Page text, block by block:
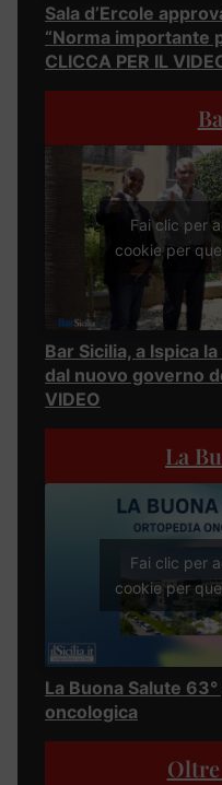
Sala d’Ercole
“Norma importante
CLICCA PER IL
Fai clic per
cookie per
Bar Sicilia, a Ispica
dal nuovo governo
VIDEO
La
Fai clic per
cookie per
La Buona Salute
oncologica